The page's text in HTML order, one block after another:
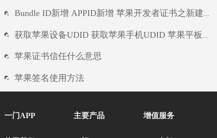
Bundle ID新增 APPID新增 苹果开发者证书之新建APP唯一标识符
苹果证书信任什么意思
苹果签名使用方法
关于ios签名服务程序
一门APP 主要产品 增值服务